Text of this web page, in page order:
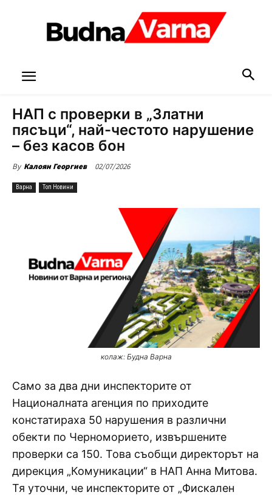
НАП с проверки в „Златни
пясъци“, най-честото нарушение
– без касов бон
By Калоян Георгиев 02/07/2026
Варна Топ Новини
колаж: Будна Варна
Само за два дни инспекторите от
Националната агенция по приходите
констатираха 50 нарушения в различни
обекти по Черноморието, извършените
проверки са 150. Това съобщи директорът на
дирекция „Комуникации“ в НАП Анна Митова.
Тя уточни, че инспекторите от „Фискален